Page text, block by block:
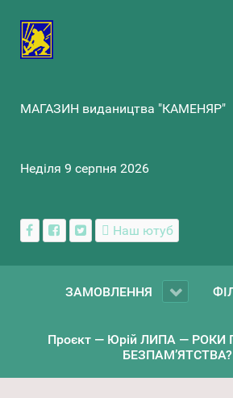
МАГАЗИН видаництва "КАМЕНЯР"
Неділя 9 серпня 2026
Наш ютуб
ЗАМОВЛЕННЯ
Проєкт — Юрій ЛИПА — РОКИ